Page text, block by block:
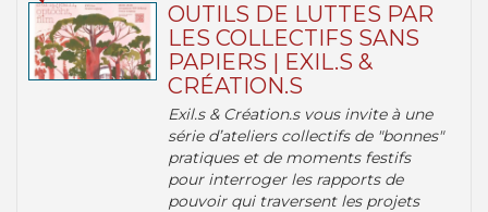
OUTILS DE LUTTES PAR
LES COLLECTIFS SANS
PAPIERS | EXIL.S &
CRÉATION.S
Exil.s & Création.s vous invite à une
série d’ateliers collectifs de "bonnes"
pratiques et de moments festifs
pour interroger les rapports de
pouvoir qui traversent les projets